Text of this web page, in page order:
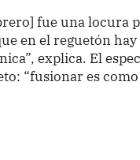
fue una locura
en el reguetón
explica. El
“fusionar es